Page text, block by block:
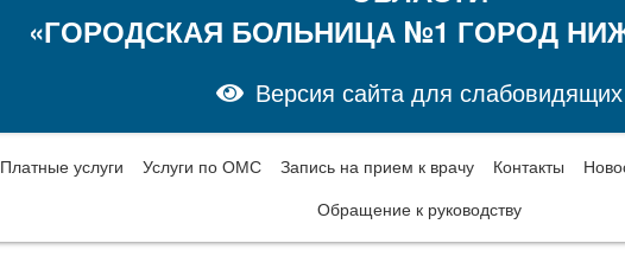
«ГОРОДСКАЯ БОЛЬНИЦА №1 ГОРОД
Версия сайта для слабовидящих
Платные услуги Услуги по ОМС Запись на прием к врачу Контакты
Обращение к руководству